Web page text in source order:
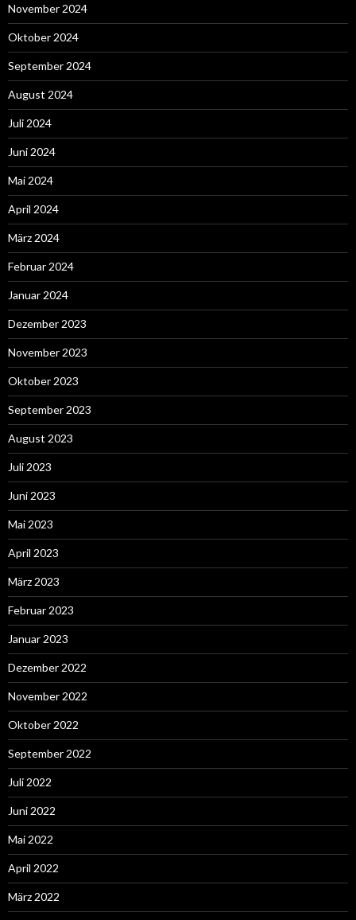
November 2024
Oktober 2024
September 2024
August 2024
Juli 2024
Juni 2024
Mai 2024
April 2024
März 2024
Februar 2024
Januar 2024
Dezember 2023
November 2023
Oktober 2023
September 2023
August 2023
Juli 2023
Juni 2023
Mai 2023
April 2023
März 2023
Februar 2023
Januar 2023
Dezember 2022
November 2022
Oktober 2022
September 2022
Juli 2022
Juni 2022
Mai 2022
April 2022
März 2022